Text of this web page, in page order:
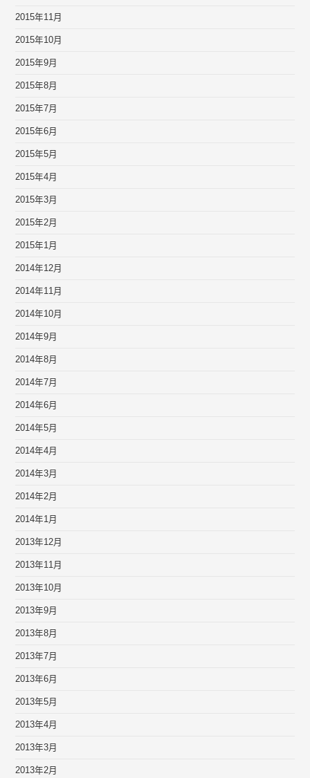
2015年11月
2015年10月
2015年9月
2015年8月
2015年7月
2015年6月
2015年5月
2015年4月
2015年3月
2015年2月
2015年1月
2014年12月
2014年11月
2014年10月
2014年9月
2014年8月
2014年7月
2014年6月
2014年5月
2014年4月
2014年3月
2014年2月
2014年1月
2013年12月
2013年11月
2013年10月
2013年9月
2013年8月
2013年7月
2013年6月
2013年5月
2013年4月
2013年3月
2013年2月